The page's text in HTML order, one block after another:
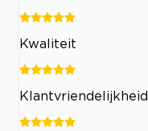
Kwaliteit
Klantvriendelijkheid